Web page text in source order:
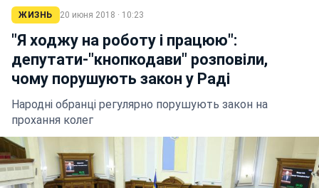
ЖИЗНЬ 20 июня 2018 · 10:23
"Я ходжу на роботу і працюю":
депутати-"кнопкодави" розповіли,
чому порушують закон у Раді
Народні обранці регулярно порушують закон на
прохання колег